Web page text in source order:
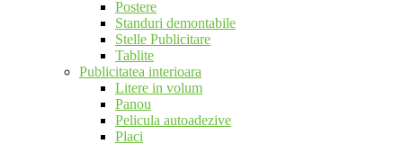
Postere
Standuri demontabile
Stelle Publicitare
Tablite
Publicitatea interioara
Litere in volum
Panou
Pelicula autoadezive
Placi